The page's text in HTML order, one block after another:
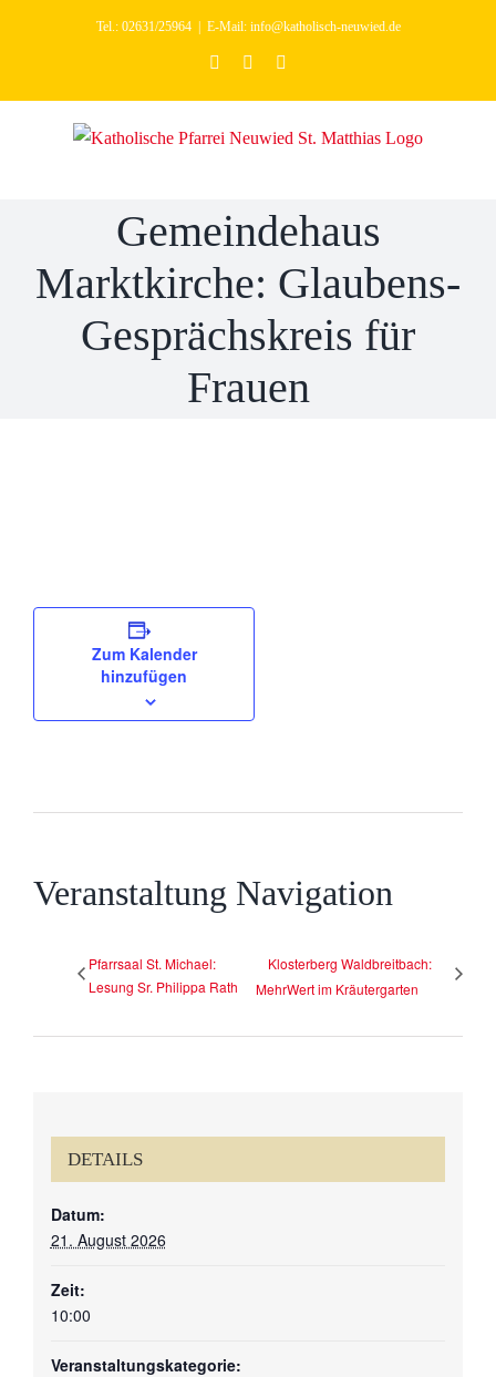
Tel.: 02631/25964 E-Mail: info@katholisch-neuwied.de
facebook
youtube
Gemeindehaus
Marktkirche: Glaubens-
Gesprächskreis für
Frauen
Marktkirche:
Gesprächskreis für
Frauen
21. August 2026 | 10:00
Zum Kalender
hinzufügen
Veranstaltung Navigation
Pfarrsaal St. Michael:
Lesung Sr. Philippa Rath
Klosterberg Waldbreitbach:
MehrWert im Kräutergarten
DETAILS
Datum:
21. August 2026
Zeit:
10:00
Veranstaltungskategorie: